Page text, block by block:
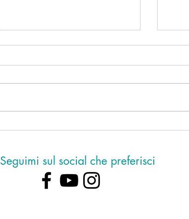
Mancano sei giorni alla notte di
Ho
Seguimi sul social che preferisci